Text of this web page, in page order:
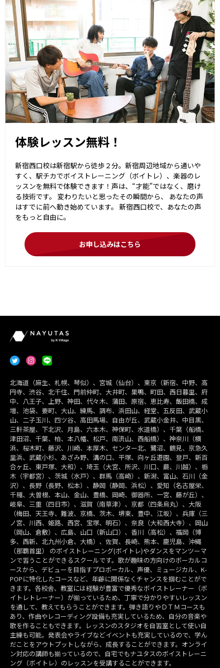
体験レッスン無料！
新宿西口校は新宿駅から徒歩２分。新宿周辺地域から通いや
すく、駅チカでボイストレーニング（ボイトレ）、楽器のレ
ッスンを無料で体験できます！声は、“才能”ではなく、磨け
る技術です。 変わりたいと思ったその瞬間から、 あなたの声
はすでに前へ動き始めています。 新宿西口校で、あなたの声
をもっと自由に。
お申し込みはこちら
北海道（麻生、札幌、琴似）、宮城（仙台）、東京（新宿、中野、高
円寺、渋谷、北千住、門前仲町、大井町、巣鴨、町田、西日暮里、府
中、八王子、上野、神田、代々木、蒲田、原宿、恵比寿、飯田橋、成
増、池袋、要町、大山、練馬、調布、浜田山、経堂、五反田、武蔵小
山、二子玉川、四ツ谷、高田馬場、自由が丘、武蔵小金井、中目黒、
三軒茶屋、下北沢、月島、六本木、神保町、水道橋）、千葉（船橋、
津田沼、千葉、柏、本八幡、松戸、南流山、西船橋）、神奈川（横
浜、桜木町、藤沢、川崎、本厚木、センター北、鷺沼、鶴見、京急久
里浜、武蔵小杉、あざみ野、溝の口、平塚、向ヶ丘遊園、登戸、新百
合ヶ丘、東戸塚、大和）、埼玉（大宮、所沢、川口、蕨、川越）、栃
木（宇都宮）、茨城（水戸）、群馬（高崎）、新潟、富山、石川（金
沢）、長野（長野、松本）、静岡（静岡、浜松）、愛知（名古屋栄、
千種、大曽根、本山、金山、豊橋、岡崎、御器所、一宮、藤が丘）、
岐阜、三重（四日市）、滋賀（南草津）、京都（四条烏丸）、大阪
（梅田、天王寺、難波、京橋、茨木、堺東、豊中、江坂）、兵庫（三
ノ宮、川西、姫路、西宮、宝塚、明石）、奈良（大和西大寺）、岡山
（岡山、倉敷）、広島、山口（新山口）、香川（高松）、福岡（博
多、西新、北九州小倉、大橋）、佐賀、長崎、熊本、鹿児島、沖縄
（那覇首里） のボイストレーニング(ボイトレ)やダンスをマンツーマ
ンで習うことができるスクールです。歌が趣味の方向けのボーカルコ
ースから、デビューを目指すプロボーカル、声優、ミュージカル、K-
POPに特化したコースなど、年齢に関係なくチャンスを掴むことがで
きます。各校舎、教室には経験が豊富で優秀なボイストレーナー（ボ
イトレトレーナー）が揃っているため、丁寧で分かりやすいレッスン
を通して、教えてもらうことができます。弾き語りやＤＴＭコースも
あり、作曲やレコーディング設備も充実しているため、自分の音楽や
歌を作ることもできます。レッスンのスタジオを自習室として使い自
主練も可能。発表会やライブなどイベントも充実しているので、学ん
だことをアウトプットしながら、成長することができます。オンライ
ン対応の講師も揃っているので、自宅でもナユタスのボイストレーニ
ング（ボイトレ）のレッスンを受講することができます。